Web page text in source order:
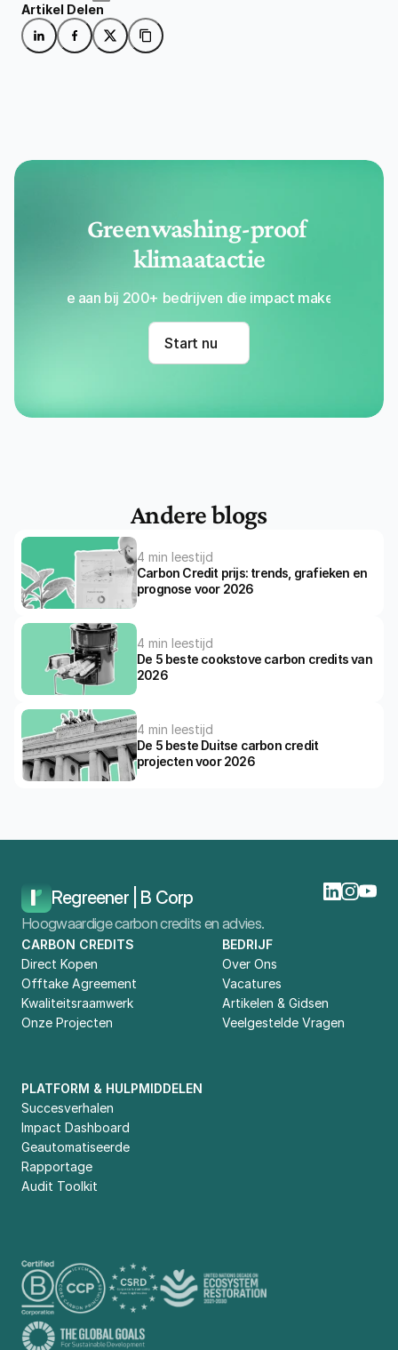
Artikel Delen
Greenwashing-proof
klimaatactie
Sluit je aan bij 200+ bedrijven die impact maken met
Start nu
Andere blogs
4 min leestijd
Carbon Credit prijs: trends, grafieken en
prognose voor 2026
4 min leestijd
De 5 beste cookstove carbon credits van
2026
4 min leestijd
De 5 beste Duitse carbon credit
projecten voor 2026
Regreener | B Corp
Hoogwaardige carbon credits en advies.
CARBON CREDITS
Direct Kopen
Offtake Agreement
Kwaliteitsraamwerk
Onze Projecten
PLATFORM & HULPMIDDELEN
Succesverhalen
Impact Dashboard
Geautomatiseerde
Rapportage
Audit Toolkit
BEDRIJF
Over Ons
Vacatures
Artikelen & Gidsen
Veelgestelde Vragen